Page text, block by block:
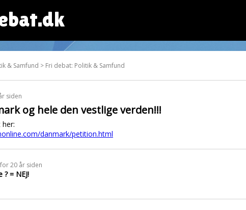
& Samfund > Fri debat: Politik & Samfund
siden
og hele den vestlige verden!!!
danmark/petition.html
for 20 år siden
= NEJ!